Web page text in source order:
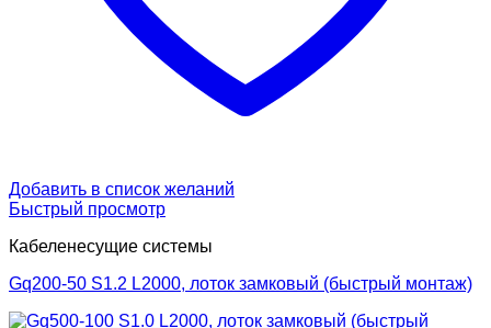
Добавить в список желаний
Быстрый просмотр
Кабеленесущие системы
Gq200-50 S1.2 L2000, лоток замковый (быстрый монтаж)